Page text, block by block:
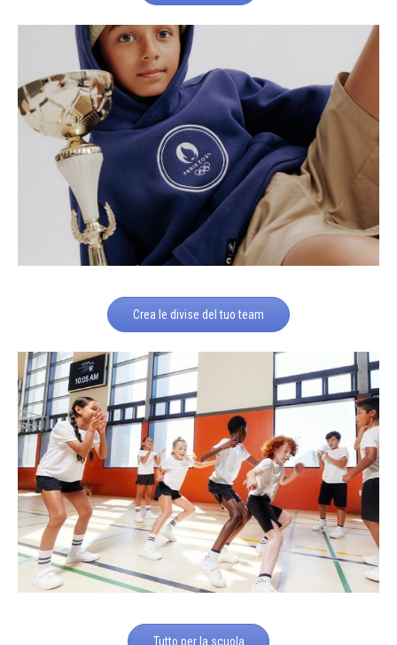
Crea le divise del tuo team
Tutto per la scuola